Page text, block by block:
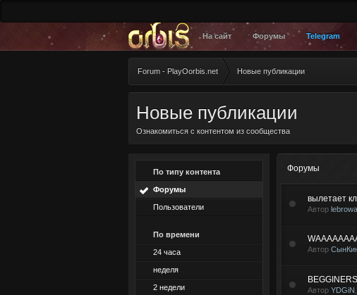
На сайт Форумы Telegram
Forum - PlayOorbis.net Новые публикации
Новые публикации
Ознакомиться с контентом из сообщества
По типу контента
Форумы
Пользователи
По времени
24 часа
неделя
2 недели
Форумы
вылетает
Автор lebrowa
Автор
BEGGINERS
Автор YDGiN